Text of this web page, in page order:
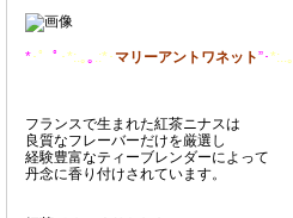
*･゜ ﾟ ･*:.｡｡ .:*･ マリーアントワネット”･*:..｡
フランスで生まれた紅茶ニナスは
良質なフレーバーだけを厳選し
経験豊富なティーブレンダーによって
丹念に香り付けされています。